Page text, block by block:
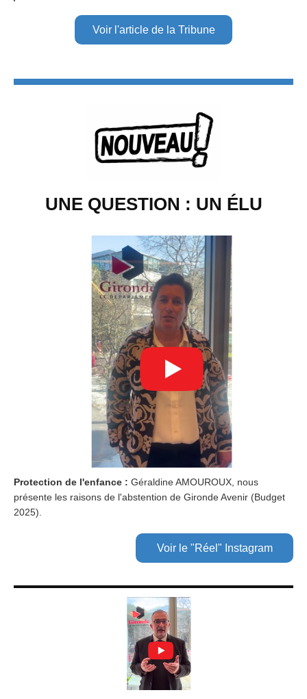
Voir l'article de la Tribune
UNE QUESTION : UN ÉLU
Protection de l'enfance : Géraldine AMOUROUX, nous
présente les raisons de l'abstention de Gironde Avenir (Budget
2025).
Voir le "Réel" Instagram